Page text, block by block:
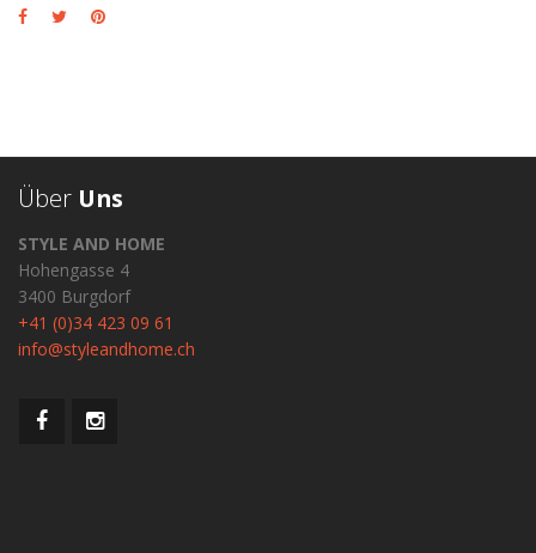
Über Uns
STYLE AND HOME
Hohengasse 4
3400 Burgdorf
+41 (0)34 423 09 61
info@styleandhome.ch